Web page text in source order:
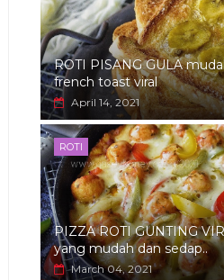
ROTI PISANG GULA
french toast viral
April 14, 2021
ROTI
PIZZA ROTI GUNTING
yang mudah dan sedap..
March 04, 2021